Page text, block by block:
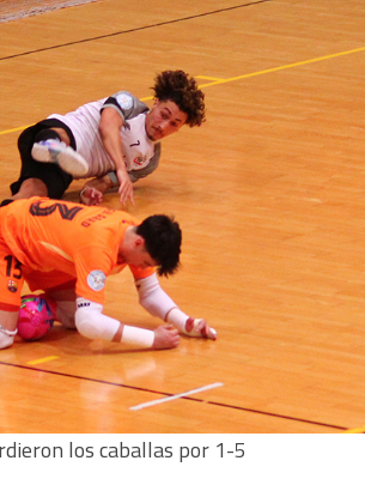
los caballas por 1-5